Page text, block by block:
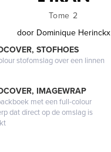
Tome 2
door Dominique Herinckx
STOFHOES
stofomslag over een linnen
IMAGEWRAP
met een full-colour
dat direct op de omslag is